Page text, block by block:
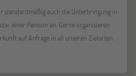
standardmäßig auch die Unterbringung in
einer Pension an. Gerne organisieren
auf Anfrage in all unseren Zielorten.